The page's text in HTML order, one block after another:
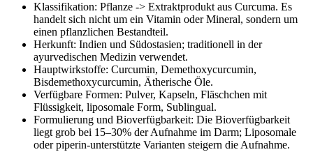
Klassifikation: Pflanze -> Extraktprodukt aus Curcuma. Es
handelt sich nicht um ein Vitamin oder Mineral, sondern um
einen pflanzlichen Bestandteil.
Herkunft: Indien und Südostasien; traditionell in der
ayurvedischen Medizin verwendet.
Hauptwirkstoffe: Curcumin, Demethoxycurcumin,
Bisdemethoxycurcumin, Ätherische Öle.
Verfügbare Formen: Pulver, Kapseln, Fläschchen mit
Flüssigkeit, liposomale Form, Sublingual.
Formulierung und Bioverfügbarkeit: Die Bioverfügbarkeit
liegt grob bei 15–30% der Aufnahme im Darm; Liposomale
oder piperin-unterstützte Varianten steigern die Aufnahme.